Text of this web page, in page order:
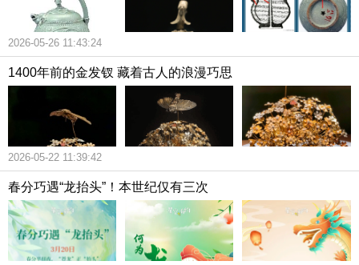
2026-05-26 11:43:24
1400年前的金发钗 藏着古人的浪漫巧思
2026-05-22 11:39:42
春分巧遇“龙抬头”！本世纪仅有三次